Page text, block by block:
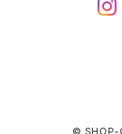
© SHOP-